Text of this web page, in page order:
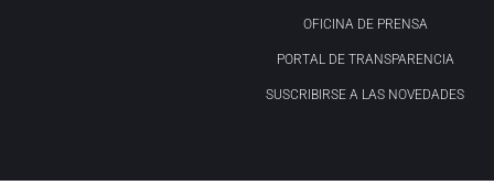
OFICINA DE PRENSA
PORTAL DE TRANSPARENCIA
SUSCRIBIRSE A LAS NOVEDADES